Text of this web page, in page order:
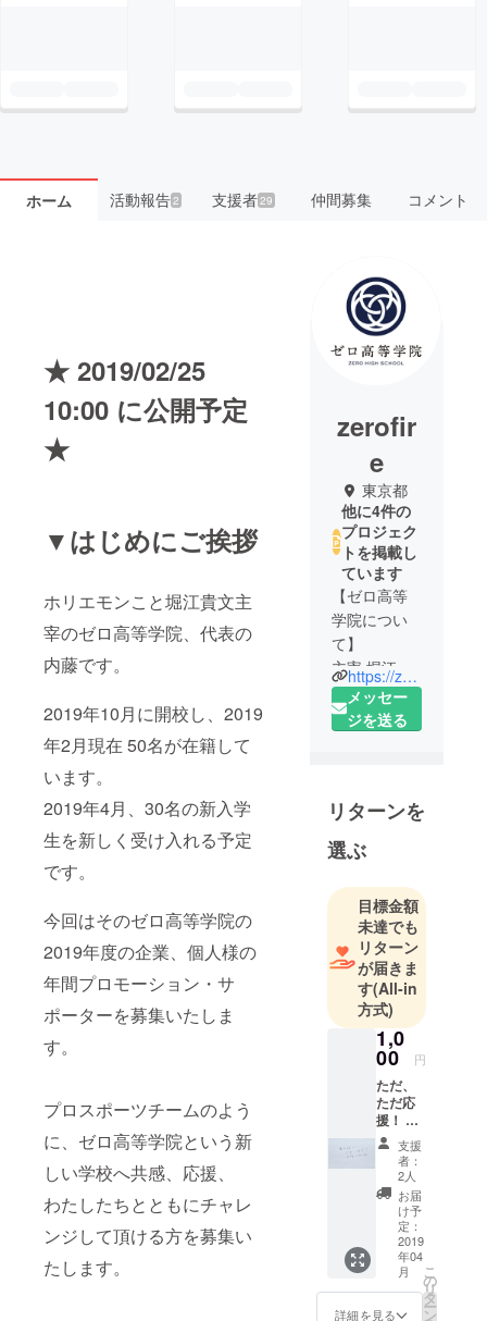
ホーム 活動報告2 支援者29 仲間募集 コメント
★ 2019/02/25
10:00 に公開予定
★
▼はじめにご挨拶
ホリエモンこと堀江貴文主
宰のゼロ高等学院、代表の
内藤です。
2019年10月に開校し、2019
年2月現在 50名が在籍して
います。
2019年4月、30名の新入学
生を新しく受け入れる予定
です。
今回はそのゼロ高等学院の
2019年度の企業、個人様の
年間プロモーション・サ
ポーターを募集いたしま
す。
プロスポーツチームのよう
に、ゼロ高等学院という新
しい学校へ共感、応援、
わたしたちとともにチャレ
ンジして頂ける方を募集い
たします。
zerofir
e
東京都
他に4件の
プロジェク
トを掲載し
ています
【ゼロ高等
学院につい
て】
主宰 堀江貴
文「将来の
夢なんか、
動」を教育
方針として
掲げる通信
制の教育機
関。全国に
約80名の生
徒が在籍、
日本一起業
家を輩出す
る高校を目
指してい
https://zero-ko.com/
メッセー
ジを送る
リターンを
選ぶ
目標金額
未達でも
リターン
が届きま
す(All-in
方式)
1,0
00 円
ただ、
ただ応
援！
代表の
内藤か
ら感謝
のメー
ルを送
らせて
頂きま
す！
支援
者：
2人
お届
け予
定：
2019
年04
月
詳細を見る
こ
の
リ
タ
ー
ン